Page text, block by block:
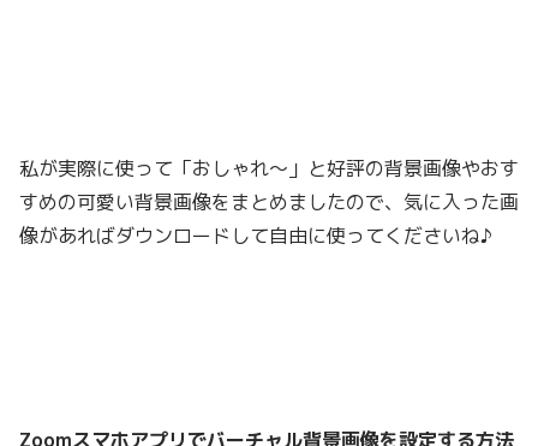
私が実際に使って「おしゃれ〜」と好評の背景画像やおす
すめの可愛い背景画像をまとめましたので、気に入った画
像があればダウンロードして自由に使ってくださいね♪
Zoomスマホアプリでバーチャル背景画像を設定する方法